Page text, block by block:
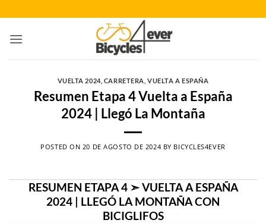
al
contenido
VUELTA 2024, CARRETERA ,VUELTA A ESPAÑA
Resumen Etapa 4 Vuelta a España
2024 | Llegó La Montaña
POSTED ON 20 DE AGOSTO DE 2024 BY BICYCLES4EVER
RESUMEN ETAPA 4 ➣ VUELTA A ESPAÑA
2024 | LLEGÓ LA MONTAÑA CON
BICIGLIFOS